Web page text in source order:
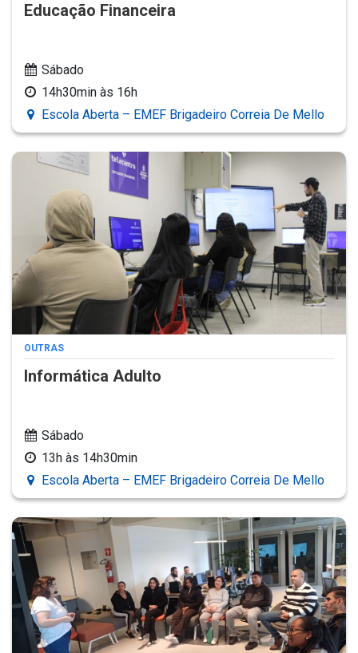
Educação Financeira
Sábado
14h30min às 16h
Escola Aberta – EMEF Brigadeiro Correia De Mello
OUTRAS
Informática Adulto
Sábado
13h às 14h30min
Escola Aberta – EMEF Brigadeiro Correia De Mello